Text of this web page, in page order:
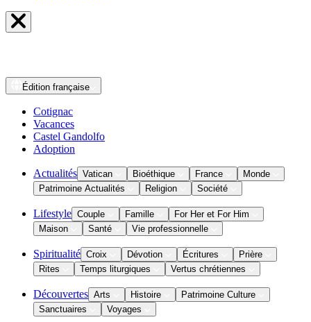
Édition française
Cotignac
Vacances
Castel Gandolfo
Adoption
Actualités Vatican Bioéthique France
Monde
Patrimoine Actualités
Religion Société
Lifestyle Couple Famille
For Her et For Him
Maison
Santé Vie professionnelle
Spiritualité Croix Dévotion Écritures
Prière
Rites
Temps liturgiques Vertus chrétiennes
Découvertes Arts Histoire
Patrimoine Culture
Sanctuaires
Voyages